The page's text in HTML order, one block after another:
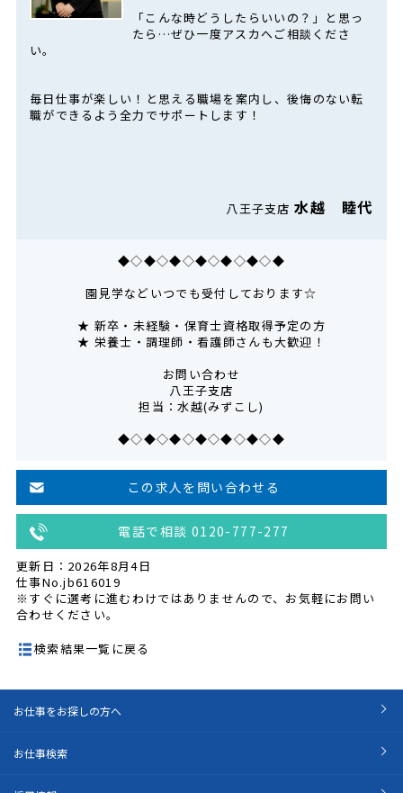
「こんな時どうしたらいいの？」と思っ
たら…ぜひ一度アスカへご相談くださ
い。
毎日仕事が楽しい！と思える職場を案内し、後悔のない転
職ができるよう全力でサポートします！
八王子支店水越 睦代
◆◇◆◇◆◇◆◇◆◇◆◇◆
園見学などいつでも受付しております☆
★ 新卒・未経験・保育士資格取得予定の方
★ 栄養士・調理師・看護師さんも大歓迎！
お問い合わせ
八王子支店
担当：水越(みずこし)
◆◇◆◇◆◇◆◇◆◇◆◇◆
この求人を問い合わせる
電話で相談 0120-777-277
更新日：2026年8月4日
仕事No.jb616019
※すぐに選考に進むわけではありませんので、お気軽にお問い
合わせください。
検索結果一覧に戻る
お仕事をお探しの方へ
お仕事検索